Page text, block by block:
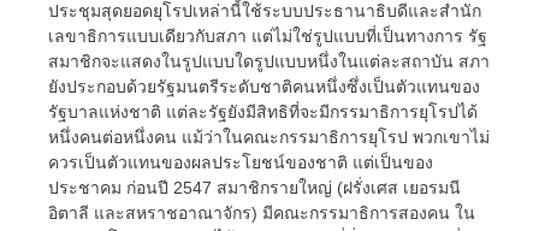
ประชุมสุดยอดยุโรปเหล่านี้ใช้ระบบประธานาธิบดีและสำนัก
เลขาธิการแบบเดียวกับสภา แต่ไม่ใช่รูปแบบที่เป็นทางการ รัฐ
สมาชิกจะแสดงในรูปแบบใดรูปแบบหนึ่งในแต่ละสถาบัน สภา
ยังประกอบด้วยรัฐมนตรีระดับชาติคนหนึ่งซึ่งเป็นตัวแทนของ
รัฐบาลแห่งชาติ แต่ละรัฐยังมีสิทธิที่จะมีกรรมาธิการยุโรปได้
หนึ่งคนต่อหนึ่งคน แม้ว่าในคณะกรรมาธิการยุโรป พวกเขาไม่
ควรเป็นตัวแทนของผลประโยชน์ของชาติ แต่เป็นของ
ประชาคม ก่อนปี 2547 สมาชิกรายใหญ่ (ฝรั่งเศส เยอรมนี
อิตาลี และสหราชอาณาจักร) มีคณะกรรมาธิการสองคน ใน